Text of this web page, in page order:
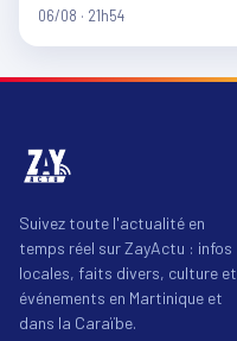
06/08 · 21h54
Suivez toute l'actualité en
temps réel sur ZayActu : infos
locales, faits divers, culture et
événements en Martinique et
dans la Caraïbe.